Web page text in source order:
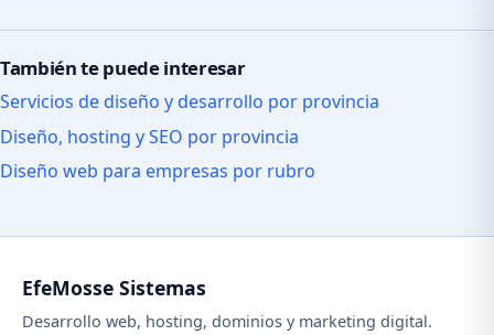
También te puede interesar
Servicios de diseño y desarrollo por provincia
Diseño, hosting y SEO por provincia
Diseño web para empresas por rubro
EfeMosse Sistemas
Desarrollo web, hosting, dominios y marketing digital.